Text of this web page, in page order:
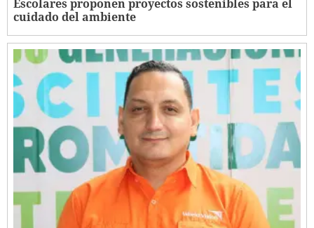
Escolares proponen proyectos sostenibles para el
cuidado del ambiente